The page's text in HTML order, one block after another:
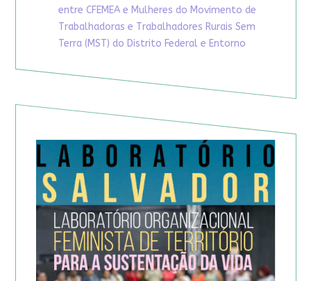
entre CFEMEA e Mulheres do Movimento de
Trabalhadoras e Trabalhadores Rurais Sem
Terra (MST) do Distrito Federal e Entorno